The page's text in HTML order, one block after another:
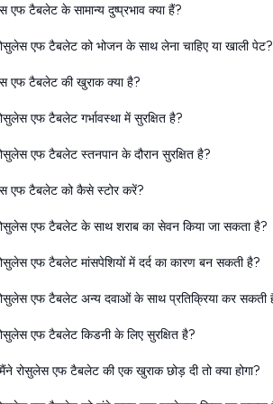
एफ टैबलेट के सामान्य दुष्प्रभाव क्या हैं?
एफ टैबलेट को भोजन के साथ लेना चाहिए या खाली पेट?
एफ टैबलेट की खुराक क्या है?
एफ टैबलेट गर्भावस्था में सुरक्षित है?
एफ टैबलेट स्तनपान के दौरान सुरक्षित है?
एफ टैबलेट को कैसे स्टोर करें?
एफ टैबलेट के साथ शराब का सेवन किया जा सकता है?
एफ टैबलेट मांसपेशियों में दर्द का कारण बन सकती है?
एफ टैबलेट अन्य दवाओं के साथ प्रतिक्रिया कर सकती
एफ टैबलेट किडनी के लिए सुरक्षित है?
रोसुलेस एफ टैबलेट की एक खुराक छोड़ दी तो क्या होगा?